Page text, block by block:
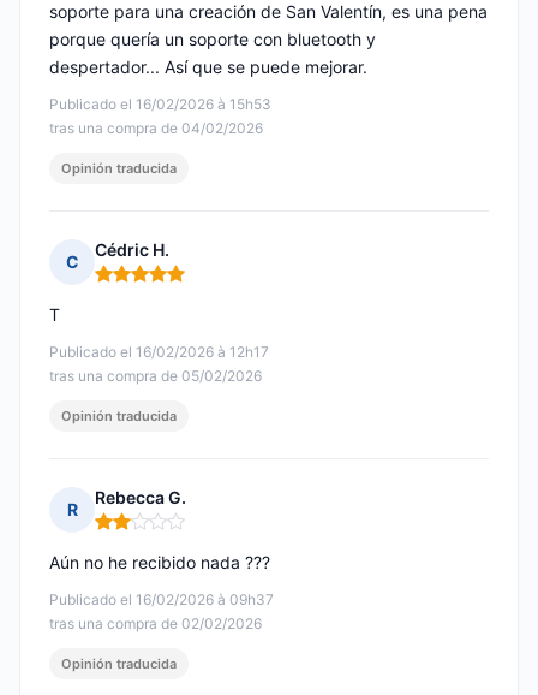
Publicado el 16/02/2026 à 15h53
tras una compra de 04/02/2026
soporte para una creación de San Valentín, es una pena
porque quería un soporte con bluetooth y
despertador... Así que se puede mejorar.
Opinión traducida
C
Cédric H.
Nota: 5 de 5
Publicado el 16/02/2026 à 12h17
tras una compra de 05/02/2026
T
Opinión traducida
R
Rebecca G.
Nota: 2 de 5
Publicado el 16/02/2026 à 09h37
tras una compra de 02/02/2026
Aún no he recibido nada ???
Opinión traducida